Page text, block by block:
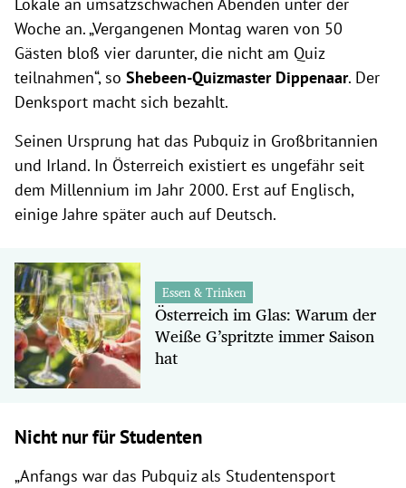
Woche an. „Vergangenen Montag waren von 50
Gästen bloß vier darunter, die nicht am Quiz
teilnahmen“, so Shebeen-Quizmaster Dippenaar. Der
Denksport macht sich bezahlt.
Seinen Ursprung hat das Pubquiz in Großbritannien
und Irland. In Österreich existiert es ungefähr seit
dem Millennium im Jahr 2000. Erst auf Englisch,
einige Jahre später auch auf Deutsch.
Essen & Trinken
Österreich im Glas: Warum der
Weiße G’spritzte immer Saison
hat
Nicht nur für Studenten
„Anfangs war das Pubquiz als Studentensport